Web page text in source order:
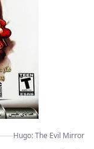
Hugo: The Evil Mirror